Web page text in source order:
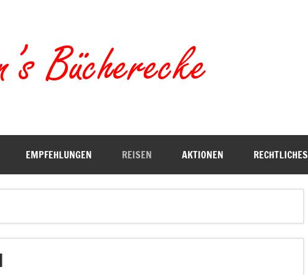
EMPFEHLUNGEN REISEN AKTIONEN RECHTLICHES